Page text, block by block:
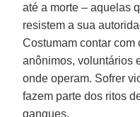
até a morte – aquelas
resistem a sua
Costumam contar
anônimos, voluntários
onde operam. Sofrer
fazem parte dos ritos
gangues.